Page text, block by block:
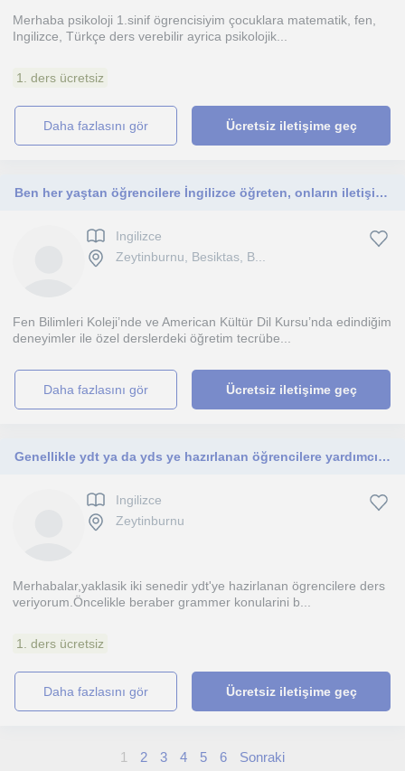
Merhaba psikoloji 1.sinif ögrencisiyim çocuklara matematik, fen,
Ingilizce, Türkçe ders verebilir ayrica psikolojik...
1. ders ücretsiz
daha fazlasını gör Ücretsiz iletişime geç
Ben her yaştan öğrencilere İngilizce öğreten, onların iletişim becerilerini geliştirmeye odaklanan gözlemleyen bir öğretmenim.
Ingilizce
Zeytinburnu, Besiktas, B...
Fen Bilimleri Koleji’nde ve American Kültür Dil Kursu’nda edindiğim
deneyimler ile özel derslerdeki öğretim tecrübe...
daha fazlasını gör Ücretsiz iletişime geç
Genellikle ydt ya da yds ye hazırlanan öğrencilere yardımcı oluyorum.Yks koçluğu da yapıyorum ilaveten yanında istenirse
Ingilizce
Zeytinburnu
Merhabalar,yaklasik iki senedir ydt'ye hazirlanan ögrencilere ders
veriyorum.Öncelikle beraber grammer konularini b...
1. ders ücretsiz
daha fazlasını gör Ücretsiz iletişime geç
1 2 3 4 5 6 Sonraki